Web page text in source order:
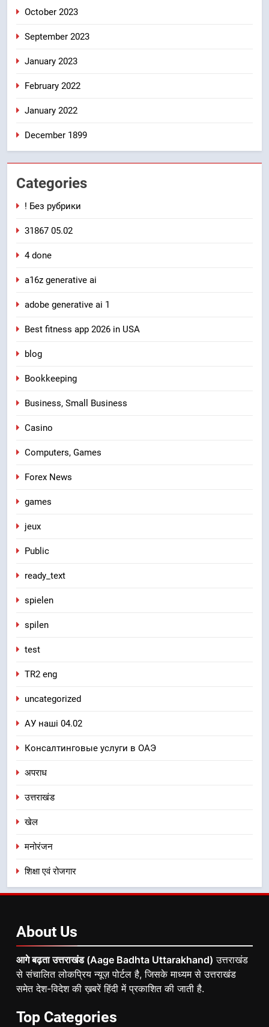
October 2023
September 2023
January 2023
February 2022
January 2022
December 1899
Categories
! Без рубрики
31867 05.02
4 done
a16z generative ai
adobe generative ai 1
Best fitness app 2026 in USA
blog
Bookkeeping
Business, Small Business
Casino
Computers, Games
Forex News
games
jeux
Public
ready_text
spielen
spilen
test
TR2 eng
uncategorized
АУ наші 04.02
Консалтинговые услуги в ОАЭ
अपराध
उत्तराखंड
खेल
मनोरंजन
शिक्षा एवं रोजगार
About Us
आगे बढ़ता उत्तराखंड (Aage Badhta Uttarakhand) उत्तराखंड
से संचालित लोकप्रिय न्यूज़ पोर्टल है, जिसके माध्यम से उत्तराखंड
समेत देश-विदेश की ख़बरें हिंदी में प्रकाशित की जाती है.
Top Categories